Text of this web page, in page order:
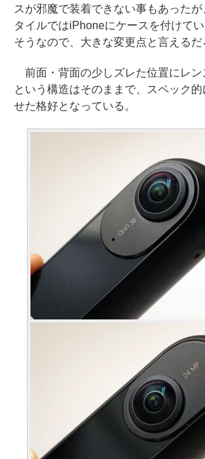
スが邪魔で装着できない事もあった
タイルではiPhoneにケースを付けて
そうなので、大きな変更点と言えるだ
前面・背面の少しズレた位置にレン
という構造はそのままで、スペック
せた格好となっている。